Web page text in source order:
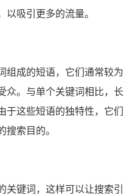
以吸引更多的流量。
组成的短语，它们通常较为
众。与单个关键词相比，长
于这些短语的独特性，它们
搜索目的。
关键词，这样可以让搜索引